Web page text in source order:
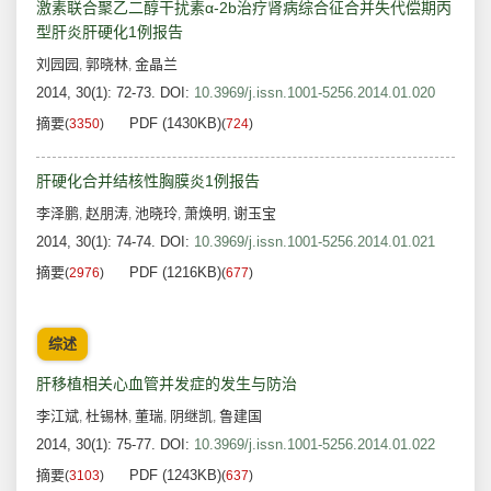
激素联合聚乙二醇干扰素α-2b治疗肾病综合征合并失代偿期丙
型肝炎肝硬化1例报告
刘园园 , 郭晓林, 金晶兰
2014, 30(1): 72-73. DOI: 10.3969/j.issn.1001-5256.2014.01.020
摘要(3350) PDF (1430KB)(724)
肝硬化合并结核性胸膜炎1例报告
李泽鹏, 赵朋涛, 池晓玲, 萧焕明 , 谢玉宝
2014, 30(1): 74-74. DOI: 10.3969/j.issn.1001-5256.2014.01.021
摘要(2976) PDF (1216KB)(677)
综述
肝移植相关心血管并发症的发生与防治
李江斌, 杜锡林, 董瑞, 阴继凯, 鲁建国
2014, 30(1): 75-77. DOI: 10.3969/j.issn.1001-5256.2014.01.022
摘要(3103) PDF (1243KB)(637)